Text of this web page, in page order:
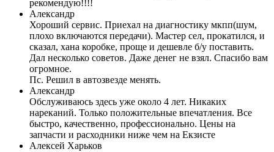
рекомендую!!!!
Александр
Хороший сервис. Приехал на диагностику мкпп(шум,
плохо включаются передачи). Мастер сел, прокатился, и
сказал, хана коробке, проще и дешевле б/у поставить.
Дал несколько советов. Даже денег не взял. Спасибо вам
огромное.
Пс. Решил в автозвезде менять.
Александр
Обслуживаюсь здесь уже около 4 лет. Никаких
нареканий. Только положительные впечатления. Все
быстро, качественно, профессионально. Цены на
запчасти и расходники ниже чем на Екзисте
Алексей Харьков